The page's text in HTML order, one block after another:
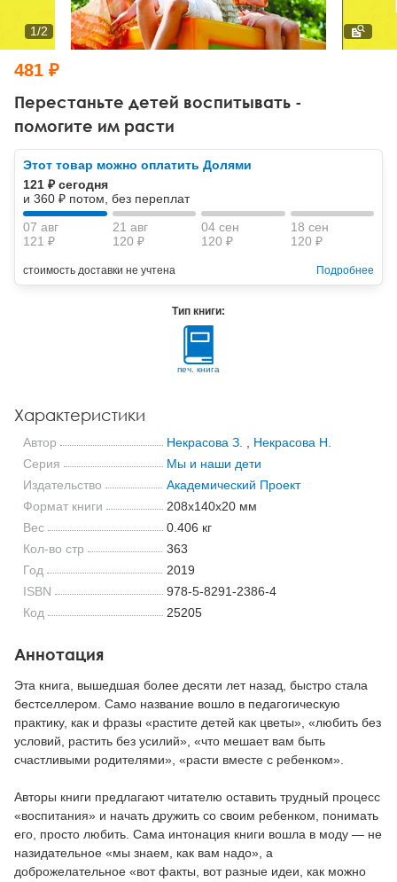
Тревожные расстройства, панические атаки
Психодрама
Другие направления психотерапии
Классический, эриксоновский гипноз и НЛП
НЛП
Психология труда и эргономика
Социальная психология
Социальная и организационная психология
Классический и юнгианский психоанализ
Перестаньте детей воспитывать -
помогите им расти
1/2
481 ₽
Этот товар можно оплатить Долями
121 ₽ сегодня
и 360 ₽ потом, без переплат
07 авг
121 ₽
21 авг
120 ₽
04 сен
120 ₽
18 сен
120 ₽
стоимость доставки не учтена Подробнее
Тип книги:
печ. книга
Характеристики
Автор Некрасова З.
Некрасова Н.
Серия
Мы и наши дети
Издательство
Академический Проект
Формат книги
208x140x20 мм
Вес
0.406 кг
Кол-во стр
363
Год
2019
ISBN
978-5-8291-2386-4
Код
25205
Аннотация
Эта книга, вышедшая более десяти лет назад, быстро стала
бестселлером. Само название вошло в педагогическую
практику, как и фразы «растите детей как цветы», «любить без
условий, растить без усилий», «что мешает вам быть
счастливыми родителями», «расти вместе с ребенком».
Авторы книги предлагают читателю оставить трудный процесс
«воспитания» и начать дружить со своим ребенком, понимать
его, просто любить. Сама интонация книги вошла в моду — не
назидательное «мы знаем, как вам надо», а
доброжелательное «вот факты, вот разные идеи, как можно